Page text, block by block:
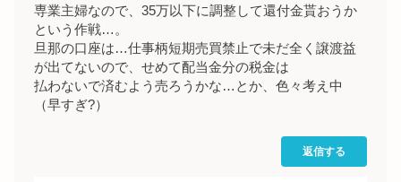
専業主婦なので、35万以下に調整して還付金貰おうか
という作戦…。
旦那の口座は…仕事柄短期売買禁止で未だ全く譲渡益
が出てないので、せめて配当金分の税金は
払わないで済むよう売ろうかな…とか、色々考え中
（早すぎ?）
返信する